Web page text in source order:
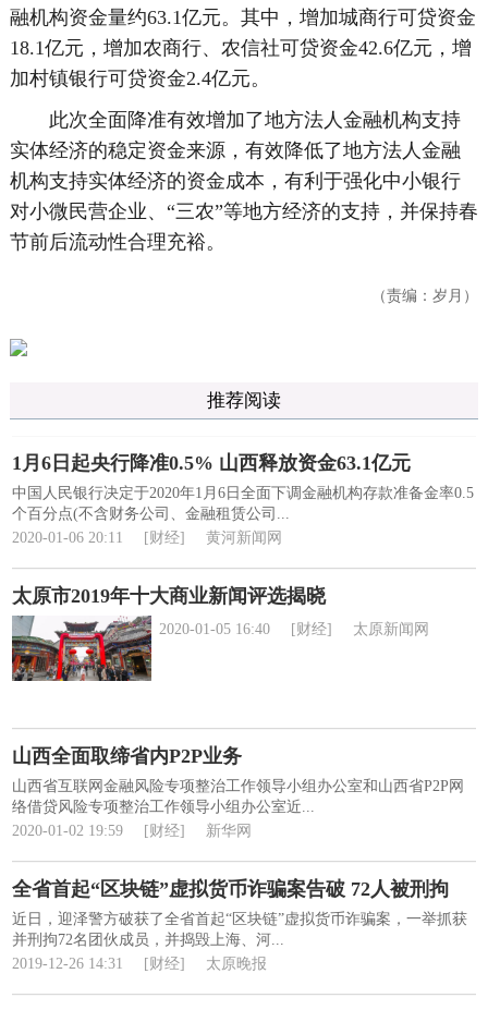
融机构资金量约63.1亿元。其中，增加城商行可贷资金
18.1亿元，增加农商行、农信社可贷资金42.6亿元，增
加村镇银行可贷资金2.4亿元。
此次全面降准有效增加了地方法人金融机构支持
实体经济的稳定资金来源，有效降低了地方法人金融
机构支持实体经济的资金成本，有利于强化中小银行
对小微民营企业、“三农”等地方经济的支持，并保持春
节前后流动性合理充裕。
（责编：岁月）
推荐阅读
1月6日起央行降准0.5% 山西释放资金63.1亿元
中国人民银行决定于2020年1月6日全面下调金融机构存款准备金率0.5
个百分点(不含财务公司、金融租赁公司...
2020-01-06 20:11
[财经] 黄河新闻网
太原市2019年十大商业新闻评选揭晓
2020-01-05 16:40 [财经] 太原新闻网
山西全面取缔省内P2P业务
山西省互联网金融风险专项整治工作领导小组办公室和山西省P2P网
络借贷风险专项整治工作领导小组办公室近...
2020-01-02 19:59
[财经] 新华网
全省首起“区块链”虚拟货币诈骗案告破 72人被刑拘
近日，迎泽警方破获了全省首起“区块链”虚拟货币诈骗案，一举抓获
并刑拘72名团伙成员，并捣毁上海、河...
2019-12-26 14:31
[财经] 太原晚报